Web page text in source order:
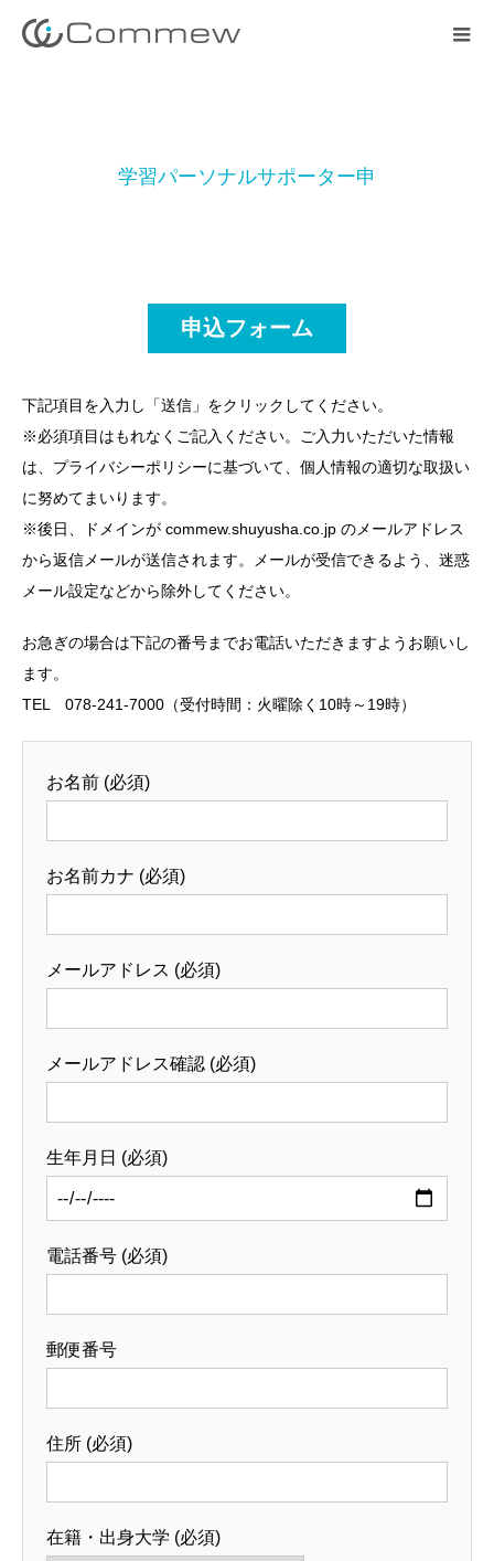
申込フォーム
学習パ ーソナルサポーター申込
下記項目を入力し「送信」をクリックしてください。
※必須項目はもれなくご記入ください。ご入力いただいた情報
は、プライバシーポリシーに基づいて、個人情報の適切な取扱い
に努めてまいります。
※後日、ドメインが commew.shuyusha.co.jp のメールアドレス
から返信メールが送信されます。メールが受信できるよう、迷惑
メール設定などから除外してください。
お急ぎの場合は下記の番号までお電話いただきますようお願いし
ます。
TEL 078-241-7000（受付時間：火曜除く10時～19時）
お名前 (必須)
お名前カナ (必須)
メールアドレス (必須)
メールアドレス確認 (必須)
生年月日 (必須)
電話番号 (必須)
郵便番号
住所 (必須)
在籍・出身大学 (必須)